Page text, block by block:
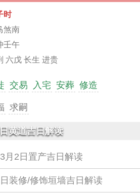
时
煞南
壬午
六戊 长生 进贵
交易 入宅 安葬 修造
求嗣
黄道吉日解读
月2日置产吉日解读
装修/修饰垣墙吉日解读